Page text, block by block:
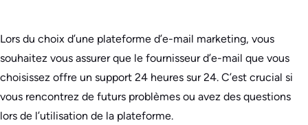
Lors du choix d’une plateforme d’e-mail marketing, vous
souhaitez vous assurer que le fournisseur d’e-mail que vous
choisissez offre un support 24 heures sur 24. C’est crucial si
vous rencontrez de futurs problèmes ou avez des questions
lors de l’utilisation de la plateforme.